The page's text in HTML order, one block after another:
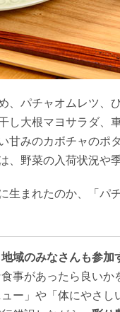
、パチャオムレツ、
し大根マヨサラダ、
甘みのカボチャのポ
、野菜の入荷状況や
生まれたのか、「パ
地域のみなさんも参加
食事があったら良い
ー」や「体にやさ